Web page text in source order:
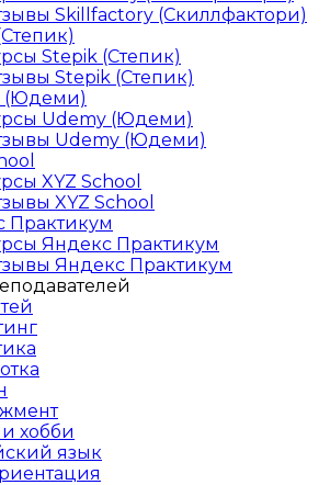
Skillfactory (Скиллфактори)
Stepik (Степик)
Stepik (Степик)
(Юдеми)
Udemy (Юдеми)
Udemy (Юдеми)
XYZ School
XYZ School
Практикум
Яндекс Практикум
Яндекс Практикум
хобби
язык